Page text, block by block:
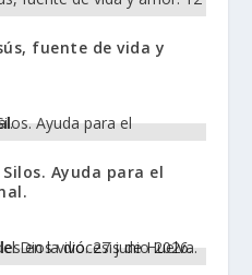
fuente de vida y
Ayuda para el